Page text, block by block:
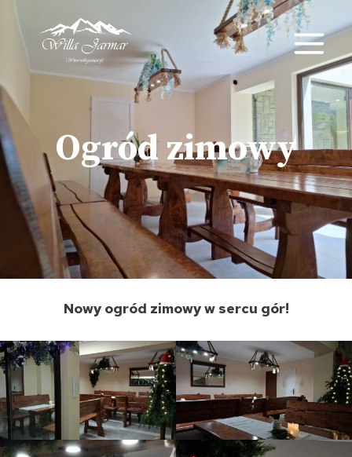
treści
Ogród zimowy
Nowy ogród zimowy w sercu gór!